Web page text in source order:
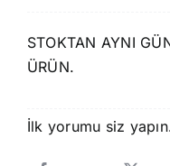
2002-
Havuzlu
STOKTAN AYNI
ÜRÜN.
İlk yorumu siz